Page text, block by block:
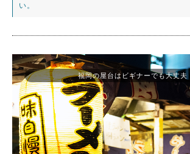
い。
福岡の屋台はビギナーでも大丈夫